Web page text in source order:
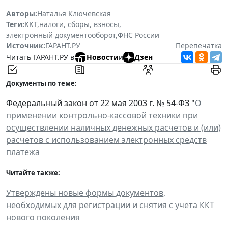
Авторы:Наталья Ключевская
Теги:ККТ,налоги, сборы, взносы,
электронный документооборот,ФНС России
Источник:ГАРАНТ.РУ
Перепечатка
Читать ГАРАНТ.РУ в
Новостии Дзен
Документы по теме:
Федеральный закон от 22 мая 2003 г. № 54-ФЗ "О
применении контрольно-кассовой техники при
осуществлении наличных денежных расчетов и (или)
расчетов с использованием электронных средств
платежа
Читайте также:
Утверждены новые формы документов,
необходимых для регистрации и снятия с учета ККТ
нового поколения